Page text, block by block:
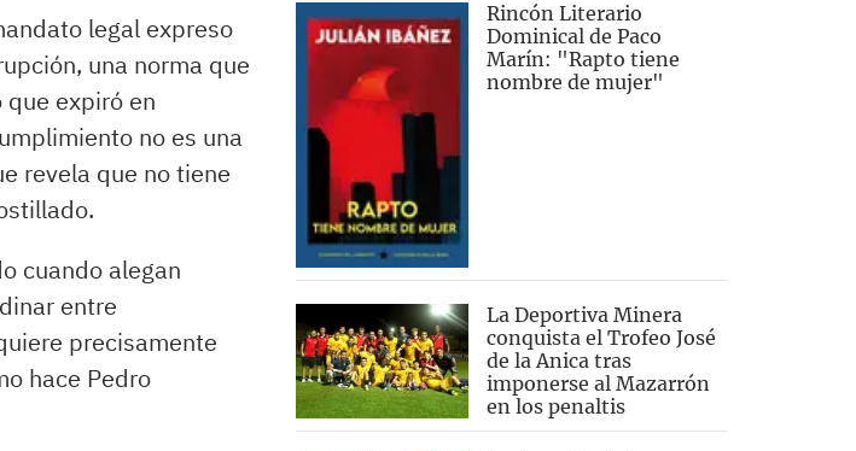
legal expreso
una norma que
expiró en
no es una
revela que no tiene
cuando alegan
entre
precisamente
hace Pedro
Rincón Literario
Dominical de Paco
Marín: "Rapto tiene
nombre de mujer"
La Deportiva Minera
conquista el Trofeo José
de la Anica tras
imponerse al Mazarrón
en los penaltis